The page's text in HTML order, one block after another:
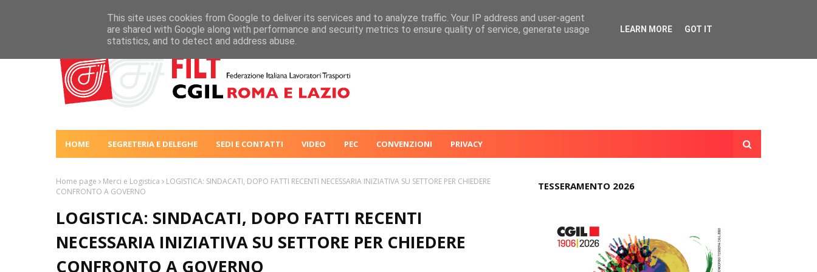
HOME SEGRETERIA E DELEGHE SEDI E CONTATTI VIDEO PEC CONVENZIONI PRIVACY
Home page Merci e Logistica
LOGISTICA: SINDACATI, DOPO FATTI RECENTI NECESSARIA INIZIATIVA SU SETTORE PER CHIEDERE
CONFRONTO A GOVERNO
LOGISTICA: SINDACATI, DOPO FATTI RECENTI
NECESSARIA INIZIATIVA SU SETTORE PER CHIEDERE
CONFRONTO A GOVERNO
TESSERAMENTO 2026
This site uses cookies from Google to deliver its services and to analyze traffic. Your IP address and user-agent
are shared with Google along with performance and security metrics to ensure quality of service, generate usage
statistics, and to detect and address abuse.
LEARN MORE GOT IT